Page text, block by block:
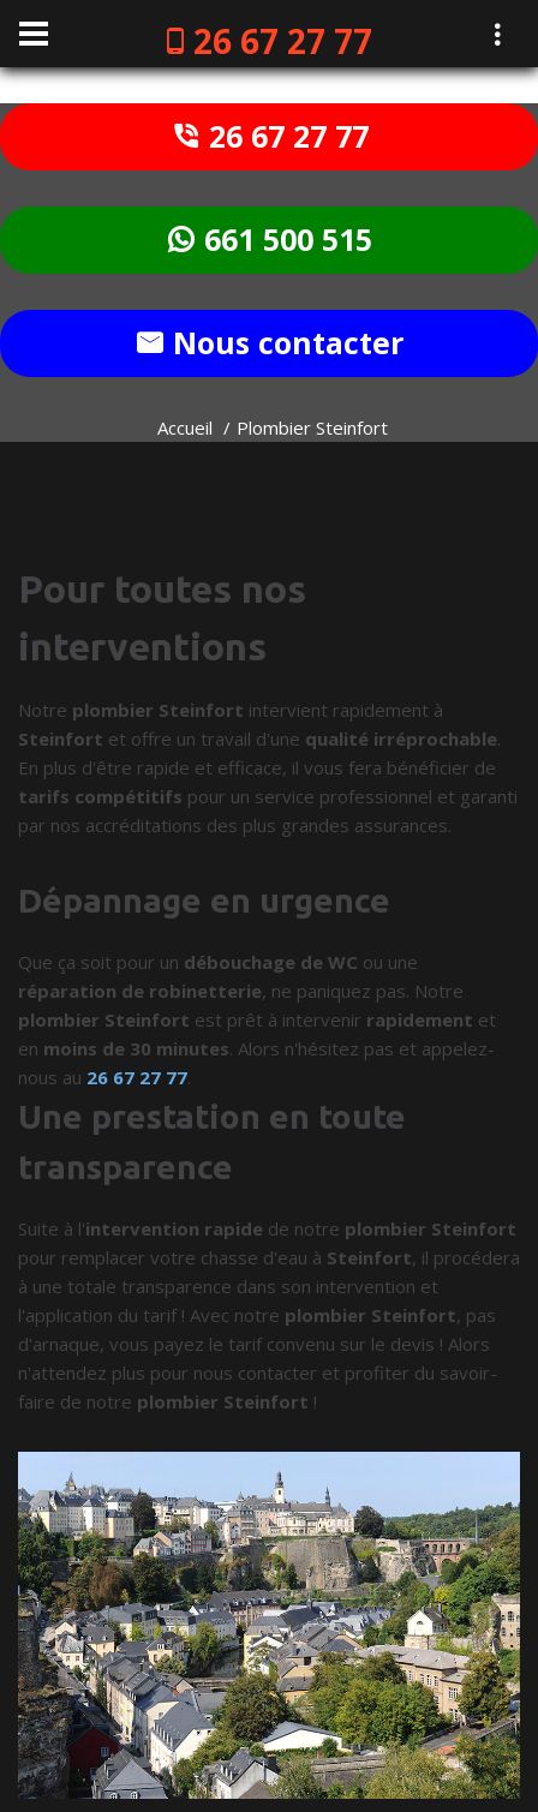
26 67 27 77
26 67 27 77
661 500 515
Nous contacter
Accueil Plombier Steinfort
Pour toutes nos
interventions
Notre plombier Steinfort intervient rapidement à
Steinfort et offre un travail d'une qualité irréprochable.
En plus d'être rapide et efficace, il vous fera bénéficier de
tarifs compétitifs pour un service professionnel et garanti
par nos accréditations des plus grandes assurances.
Dépannage en urgence
Que ça soit pour un débouchage de WC ou une
réparation de robinetterie, ne paniquez pas. Notre
plombier Steinfort est prêt à intervenir rapidement et
en moins de 30 minutes. Alors n'hésitez pas et appelez-
nous au 26 67 27 77.
Une prestation en toute
transparence
Suite à l'intervention rapide de notre plombier Steinfort
pour remplacer votre chasse d'eau à Steinfort, il procédera
à une totale transparence dans son intervention et
l'application du tarif ! Avec notre plombier Steinfort, pas
d'arnaque, vous payez le tarif convenu sur le devis ! Alors
n'attendez plus pour nous contacter et profiter du savoir-
faire de notre plombier Steinfort !